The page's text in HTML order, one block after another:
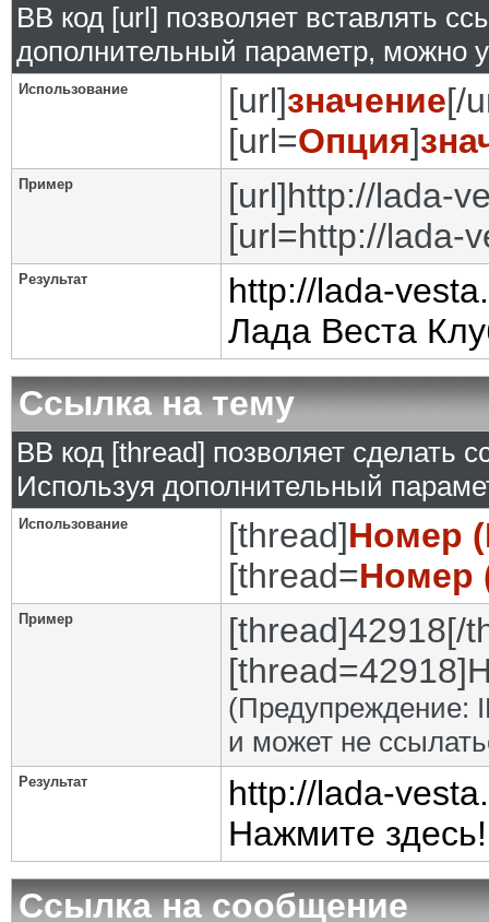
BB код [url] позволяет вставлять
дополнительный параметр, можно
Использование [url]значение[/
[url=Опция]
Пример
[url]http://lada-
[url=http://lada-
Результат
http://lada-
Лада Веста
Ссылка на тему
BB код [thread] позволяет сделать
Используя дополнительный
Использование [thread]Номер
[thread=Номер
Пример
[thread]42918[/
(Предупреждение:
и может не
Результат
http://lada-
Нажмите здесь!
Ссылка на сообщение